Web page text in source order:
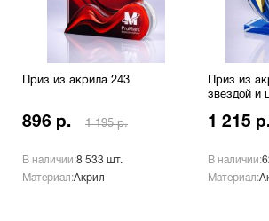
Приз из акрила 243
896 р. 1 195 р.
В наличии:8 533 шт.
Материал:Акрил
Приз из
звездой и
1 215
В наличии:
Материал: